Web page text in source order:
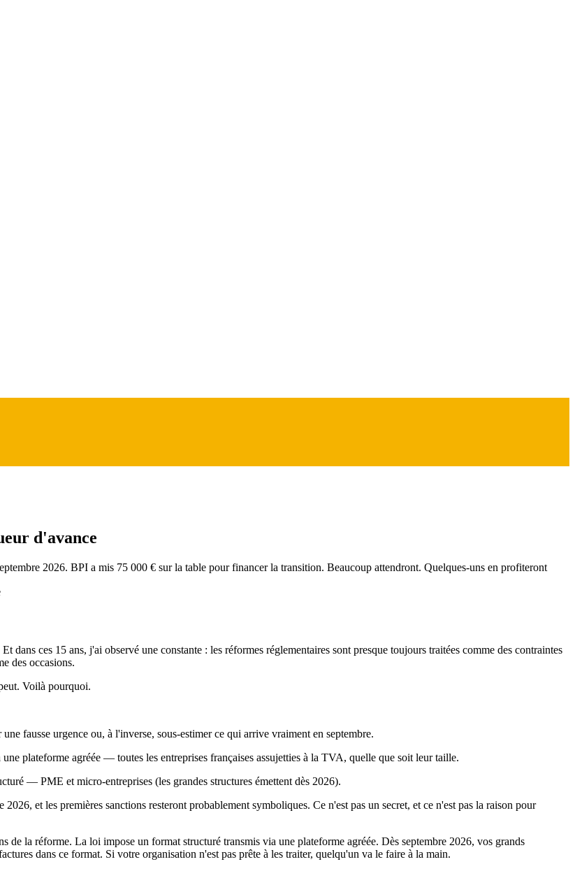
d'avance
2026. BPI a mis 75 000 € sur la table pour financer la transition. Beaucoup attendront. Quelques-uns en profiteront
dans ces 15 ans, j'ai observé une constante : les réformes réglementaires sont presque toujours traitées comme des contraintes
des occasions.
Voilà pourquoi.
fausse urgence ou, à l'inverse, sous-estimer ce qui arrive vraiment en septembre.
plateforme agréée — toutes les entreprises françaises assujetties à la TVA, quelle que soit leur taille.
— PME et micro-entreprises (les grandes structures émettent dès 2026).
et les premières sanctions resteront probablement symboliques. Ce n'est pas un secret, et ce n'est pas la raison pour
la réforme. La loi impose un format structuré transmis via une plateforme agréée. Dès septembre 2026, vos grands
dans ce format. Si votre organisation n'est pas prête à les traiter, quelqu'un va le faire à la main.